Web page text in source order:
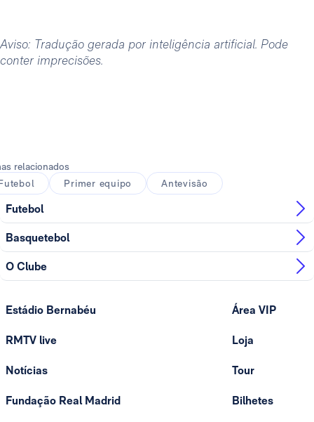
Aviso: Tradução gerada por inteligência artificial. Pode
conter imprecisões.
relacionados
Primer equipo Antevisão
Futebol
Basquetebol
O Clube
Estádio Bernabéu
RMTV live
Notícias
Fundação Real Madrid
Área VIP
Loja
Tour
Bilhetes